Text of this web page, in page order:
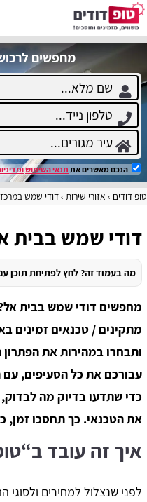
מחפשים
הנכם מאשרים את תנאי השימוש
טופ דודים אזורי שירות דודי שמש במרכז
דודי שמש בבית
מה בעמוד זה? לחץ לפתיחת תוכן
מתקינים / טכנאים זמינים
ותבחרו במהירות את
עבורכם את כל הסעיפים, עם
כדי שתדעו בדיוק מה
את הטכנאי. כך תחסכו זמן,
איך זה עובד
לפני שנצלול למחירים